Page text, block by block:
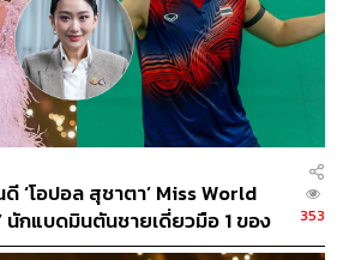
ลี้ยงจากค่ายต่างๆ จะทำการเฟ้นหา
นประเทศไทย เพื่อนำมาอยู่ในสังกัด
นั้นจะทำการฝึกฝน ไม่ว่าจะเป็นการ
รวมถึงการตอบคำถาม ทั้งยังส่งเสริม
วัติที่ดีให้กับตัวสาวงามเอง
ระกวดในเวทีระดับจังหวัด เพื่อให้
จดจำ เมื่อถึงเวลาที่เหมาะสมแล้ว ก็
‘โอปอล สุชาตา’ Miss World
นักแบดมินตันชายเดี่ยวมือ 1 ของ
353